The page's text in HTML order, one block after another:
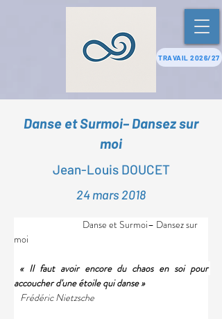
TRAVAIL 2026/27
Danse et Surmoi– Dansez sur
moi
Jean-Louis DOUCET
24 mars 2018
Danse et Surmoi– Dansez sur
moi
« Il faut avoir encore du chaos en soi pour
accoucher d'une étoile qui danse »
Frédéric Nietzsche